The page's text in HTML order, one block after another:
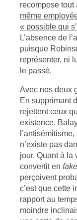
recompose tout
même
« possible qui
L’absence de
puisque
représenter, ni
le passé.
Avec nos deux
En supprimant
rejettent ceux
existence.
n’existe pas
jour. Quant à la
convertit en
perçoivent
c’est que cette
rapport au
moindre